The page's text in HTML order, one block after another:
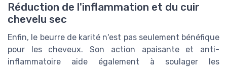
Réduction de l'inflammation et du cuir
chevelu sec
Enfin, le beurre de karité n'est pas seulement bénéfique
pour les cheveux. Son action apaisante et anti-
inflammatoire aide également à soulager les